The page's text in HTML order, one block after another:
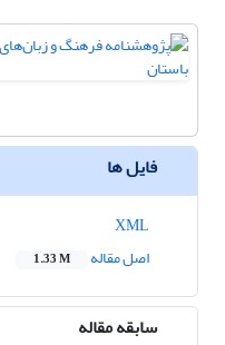
فایل ها
اصل مقاله
1.33 M
سابقه مقاله